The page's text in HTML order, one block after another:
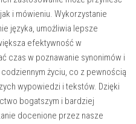
i mówieniu. Wykorzystanie
języka, umożliwia lepsze
efektywność w
czas w poznawanie synonimów i
życiu, co z pewnością
wypowiedzi i tekstów. Dzięki
bogatszym i bardziej
docenione przez nasze